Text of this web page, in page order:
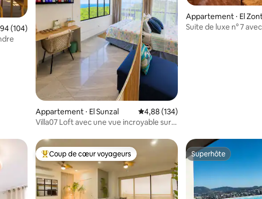
moyenne sur la base de 104 commentaires : 4,94 sur 5
(104)
Appartement ⋅ El Sunzal Évaluation moyenne sur la base de
4,88 (134)
Villa07 Loft avec une vue incroyable sur
Appartement ⋅ El
Suite de luxe n° 7
Coups de cœur voyageurs les plus appréciés
Coup de cœur voyageurs Superhôte
Superhôte